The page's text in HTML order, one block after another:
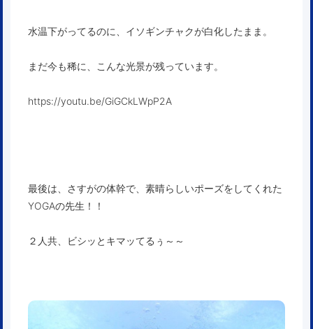
水温下がってるのに、イソギンチャクが白化したまま。
まだ今も稀に、こんな光景が残っています。
https://youtu.be/GiGCkLWpP2A
最後は、さすがの体幹で、素晴らしいポーズをしてくれた
YOGAの先生！！
２人共、ビシッとキマッてるぅ～～